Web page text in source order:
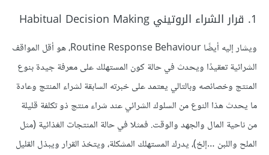
1. قرار الشراء الروتيني Habitual Decision Making
ويشار إليه أيضًا Routine Response Behaviour، هو أقل المواقف
الشرائية تعقيدًا ويحدث في حالة كون المستهلك على معرفة جيدة بنوع
المنتج وخصائصه وبالتالي يعتمد على خبرته السابقة لشراء المنتج وعادة
ما يحدث هذا النوع من السلوك الشرائي عند شراء منتج ذو تكلفة قليلة
من ناحية المال والجهد والوقت. فمثلا في حالة المنتجات الغذائية (مثل
الملح واللبن …إلخ)، يدرك المستهلك المشكلة، ويتخذ القرار ويبذل القليل